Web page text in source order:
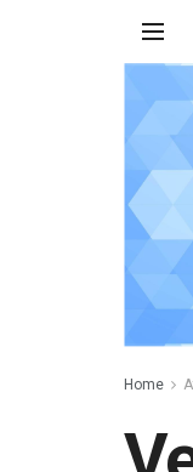
Home